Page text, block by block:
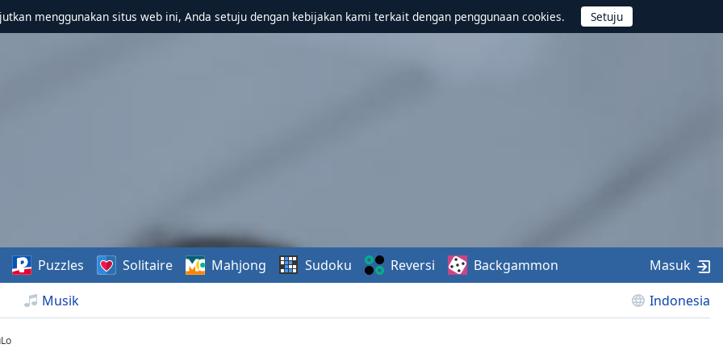
menggunakan situs web ini, Anda setuju dengan kebijakan kami terkait dengan penggunaan cookies.
Musik Indonesia
Puzzles Solitaire Mahjong Sudoku Reversi Backgammon Masuk